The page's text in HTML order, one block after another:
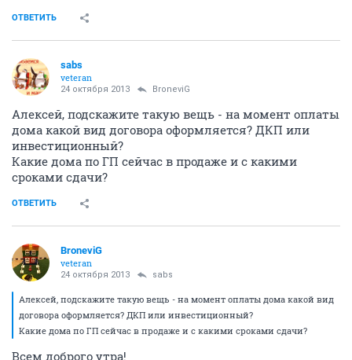
ОТВЕТИТЬ
sabs
veteran
24 октября 2013 BroneviG
Алексей, подскажите такую вещь - на момент оплаты
дома какой вид договора оформляется? ДКП или
инвестиционный?
Какие дома по ГП сейчас в продаже и с какими
сроками сдачи?
ОТВЕТИТЬ
BroneviG
veteran
24 октября 2013 sabs
Алексей, подскажите такую вещь - на момент оплаты дома какой вид
договора оформляется? ДКП или инвестиционный?
Какие дома по ГП сейчас в продаже и с какими сроками сдачи?
Всем доброго утра!